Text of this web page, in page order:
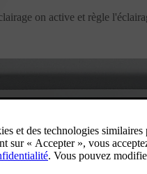
on active et règle